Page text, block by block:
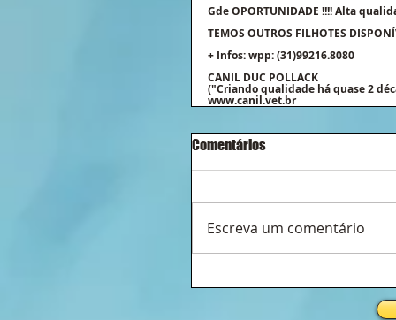
Gde OPORTUNIDADE !!!! Alta
TEMOS OUTROS FILHOTES
+ Infos: wpp: (31)99216.8080
CANIL DUC POLLACK
("Criando qualidade há quase 2
www.canil.vet.br
Comentários
Escreva um comentário